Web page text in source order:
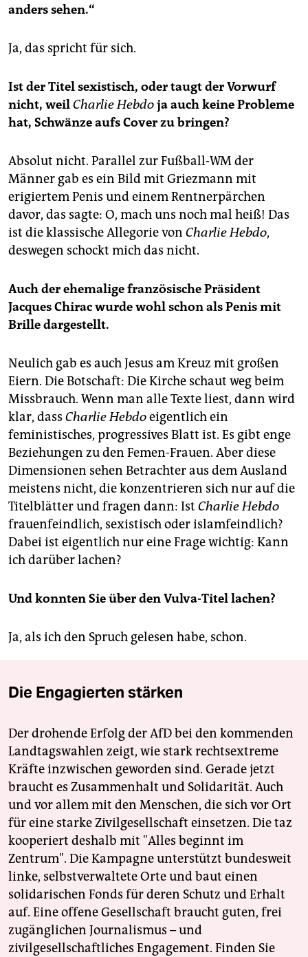
anders sehen.“
Ja, das spricht für sich.
Ist der Titel sexistisch, oder taugt der Vorwurf
nicht, weilCharlie Hebdoja auch keine Probleme
hat, Schwänze aufs Cover zu bringen?
Absolut nicht. Parallel zur Fußball-WM der
Männer gab es ein Bild mit Griezmann mit
erigiertem Penis und einem Rentnerpärchen
davor, das sagte: O, mach uns noch mal heiß! Das
ist die klassische Allegorie von Charlie Hebdo,
deswegen schockt mich das nicht.
Auch der ehemalige französische Präsident
Jacques Chirac wurde wohl schon als Penis mit
Brille dargestellt.
Neulich gab es auch Jesus am Kreuz mit großen
Eiern. Die Botschaft: Die Kirche schaut weg beim
Missbrauch. Wenn man alle Texte liest, dann wird
klar, dass Charlie Hebdoeigentlich ein
feministisches, progressives Blatt ist. Es gibt enge
Beziehungen zu den Femen-Frauen. Aber diese
Dimensionen sehen Betrachter aus dem Ausland
meistens nicht, die konzentrieren sich nur auf die
Titelblätter und fragen dann: Ist Charlie Hebdo
frauenfeindlich, sexistisch oder islamfeindlich?
Dabei ist eigentlich nur eine Frage wichtig: Kann
ich darüber lachen?
Und konnten Sie über den Vulva-Titel lachen?
Ja, als ich den Spruch gelesen habe, schon.
Die Engagierten stärken
Der drohende Erfolg der AfD bei den kommenden
Landtagswahlen zeigt, wie stark rechtsextreme
Kräfte inzwischen geworden sind. Gerade jetzt
braucht es Zusammenhalt und Solidarität. Auch
und vor allem mit den Menschen, die sich vor Ort
für eine starke Zivilgesellschaft einsetzen. Die taz
kooperiert deshalb mit "Alles beginnt im
Zentrum". Die Kampagne unterstützt bundesweit
linke, selbstverwaltete Orte und baut einen
solidarischen Fonds für deren Schutz und Erhalt
auf. Eine offene Gesellschaft braucht guten, frei
zugänglichen Journalismus – und
zivilgesellschaftliches Engagement. Finden Sie